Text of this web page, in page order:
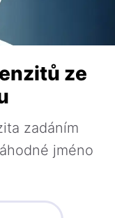
ze
zadáním
jméno